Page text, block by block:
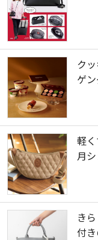
ク
ゲ
軽
月
き
付